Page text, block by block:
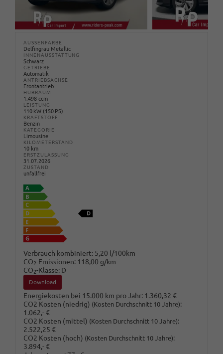
AUSSENFARBE
Delfingrau Metallic
INNENAUSSTATTUNG
Schwarz
GETRIEBE
Automatik
ANTRIEBSACHSE
Frontantrieb
HUBRAUM
1.498 ccm
LEISTUNG
110 kW (150 PS)
KRAFTSTOFF
Benzin
KATEGORIE
Limousine
KILOMETERSTAND
10 km
ERSTZULASSUNG
31.07.2026
ZUSTAND
unfallfrei
Verbrauch kombiniert: 5,20 l/100km
CO2-Emissionen: 118,00 g/km
CO2-Klasse: D
Download
Energiekosten bei 15.000 km pro Jahr: 1.360,32 €
CO2 Kosten (niedrig) (Kosten Durchschnitt 10 Jahre):
1.062,- €
CO2 Kosten (mittel) (Kosten Durchschnitt 10 Jahre):
2.522,25 €
CO2 Kosten (hoch) (Kosten Durchschnitt 10 Jahre):
3.894,- €